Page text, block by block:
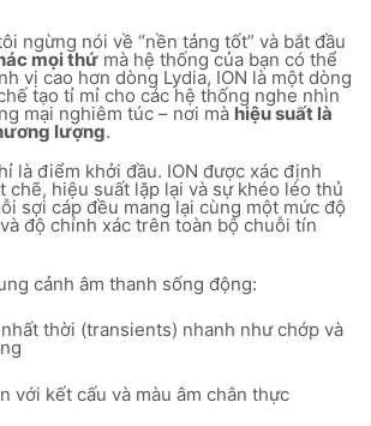
ngừng nói về “nền tảng tốt” và bắt đầu
mọi thứ mà hệ thống của bạn có thể
vị cao hơn dòng Lydia, ION là một dòng
tạo tỉ mỉ cho các hệ thống nghe nhìn
mại nghiêm túc – nơi mà hiệu suất là
lượng.
là điểm khởi đầu. ION được xác định
chẽ, hiệu suất lặp lại và sự khéo léo thủ
sợi cáp đều mang lại cùng một mức độ
độ chính xác trên toàn bộ chuỗi tín
cảnh âm thanh sống động:
thời (transients) nhanh như chớp và
với kết cấu và màu âm chân thực